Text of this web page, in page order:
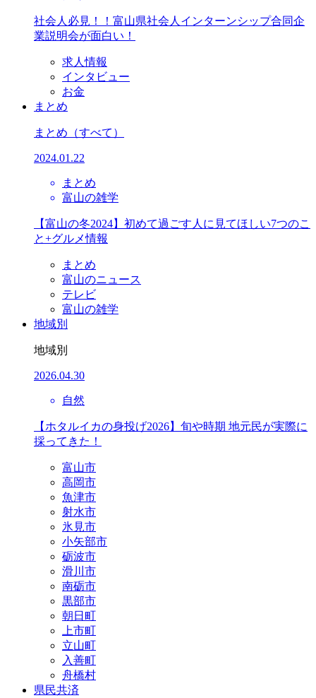
社会人必見！！富山県社会人インターンシップ合同企
業説明会が面白い！
求人情報
インタビュー
お金
まとめ
まとめ （すべて）
2024.01.22
まとめ
富山の雑学
【富山の冬2024】初めて過ごす人に見てほしい7つのこ
と+グルメ情報
まとめ
富山のニュース
テレビ
富山の雑学
地域別
地域別
2026.04.30
自然
【ホタルイカの身投げ2026】旬や時期 地元民が実際に
採ってきた！
富山市
高岡市
魚津市
射水市
氷見市
小矢部市
砺波市
滑川市
南砺市
黒部市
朝日町
上市町
立山町
入善町
舟橋村
県民共済